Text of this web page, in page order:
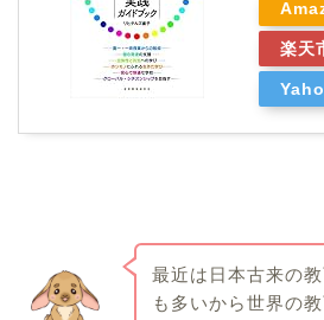
楽天
最近は日本古来の
も多いから世界の